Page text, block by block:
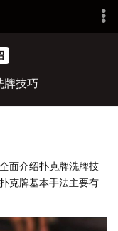
牌技巧
面介绍扑克牌洗牌技
克牌基本手法主要有